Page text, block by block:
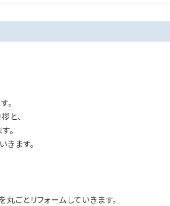
。
と、
。
きます。
ごとリフォームしていきます。